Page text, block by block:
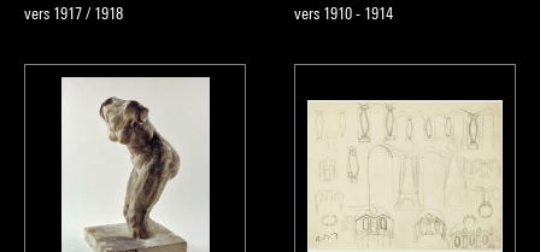
vers 1917 / 1918
vers 1910 - 1914